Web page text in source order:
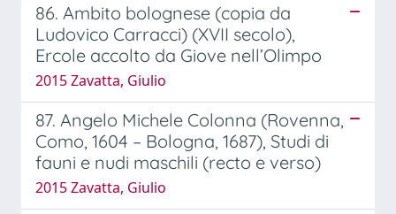
86. Ambito bolognese (copia da
Ludovico Carracci) (XVII secolo),
Ercole accolto da Giove nell’Olimpo
2015 Zavatta, Giulio
87. Angelo Michele Colonna (Rovenna,
Como, 1604 – Bologna, 1687), Studi di
fauni e nudi maschili (recto e verso)
2015 Zavatta, Giulio